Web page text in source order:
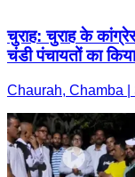
चुराह: चुराह के
चंडी पंचायतों का किया
Chaurah, Chamba |